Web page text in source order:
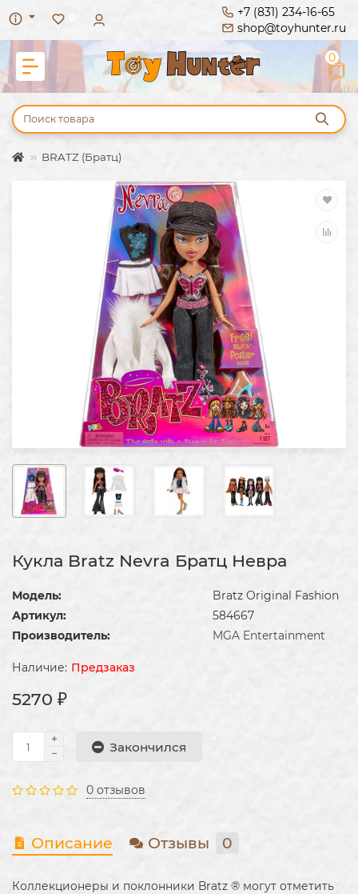
+7 (831) 234-16-65
shop@toyhunter.ru
0
BRATZ (Братц)
Кукла Bratz Nevra Братц Невра
Модель:
Bratz Original Fashion
Артикул:
584667
Производитель:
MGA Entertainment
Предзаказ
5270 ₽
Закончился
0 отзывов
Описание Отзывы 0
Коллекционеры и поклонники Bratz ® могут отметить